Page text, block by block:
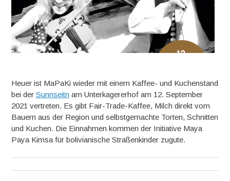
Heuer ist MaPaKi wieder mit einem Kaffee- und Kuchenstand
bei derSunnseitn am Unterkagererhof am 12. September
2021 vertreten. Es gibt Fair-Trade-Kaffee, Milch direkt vom
Bauern aus der Region und selbstgemachte Torten, Schnitten
und Kuchen. Die Einnahmen kommen der Initiative Maya
Paya Kimsa für bolivianische Straßenkinder zugute.